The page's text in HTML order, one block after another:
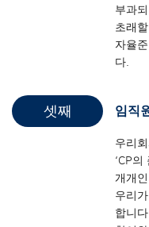
부과
초래
자율
다.
셋째 임직
우리
‘CP
개개
우리
합니